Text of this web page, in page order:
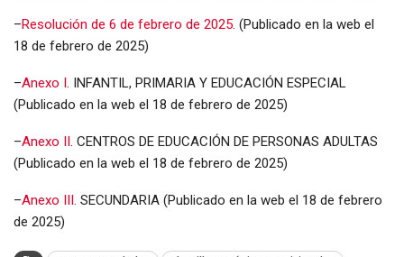
–Resolución de 6 de febrero de 2025. (Publicado en la web el
18 de febrero de 2025)
–Anexo I . INFANTIL, PRIMARIA Y EDUCACIÓN ESPECIAL
(Publicado en la web el 18 de febrero de 2025)
–Anexo II . CENTROS DE EDUCACIÓN DE PERSONAS ADULTAS
(Publicado en la web el 18 de febrero de 2025)
–Anexo III. SECUNDARIA (Publicado en la web el 18 de febrero
de 2025)